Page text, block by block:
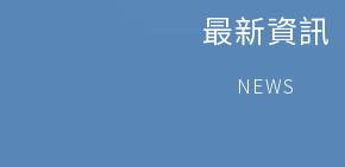
最新資訊
NEWS